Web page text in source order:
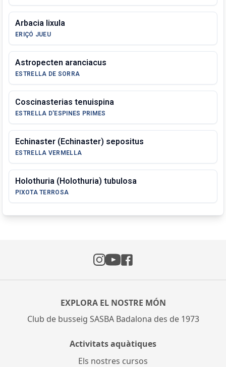
Arbacia lixula
ERIÇÓ JUEU
Astropecten aranciacus
ESTRELLA DE SORRA
Coscinasterias tenuispina
ESTRELLA D'ESPINES PRIMES
Echinaster (Echinaster) sepositus
ESTRELLA VERMELLA
Holothuria (Holothuria) tubulosa
PIXOTA TERROSA
EXPLORA EL NOSTRE MÓN
Club de busseig SASBA Badalona des de 1973
Activitats aquàtiques
Els nostres cursos